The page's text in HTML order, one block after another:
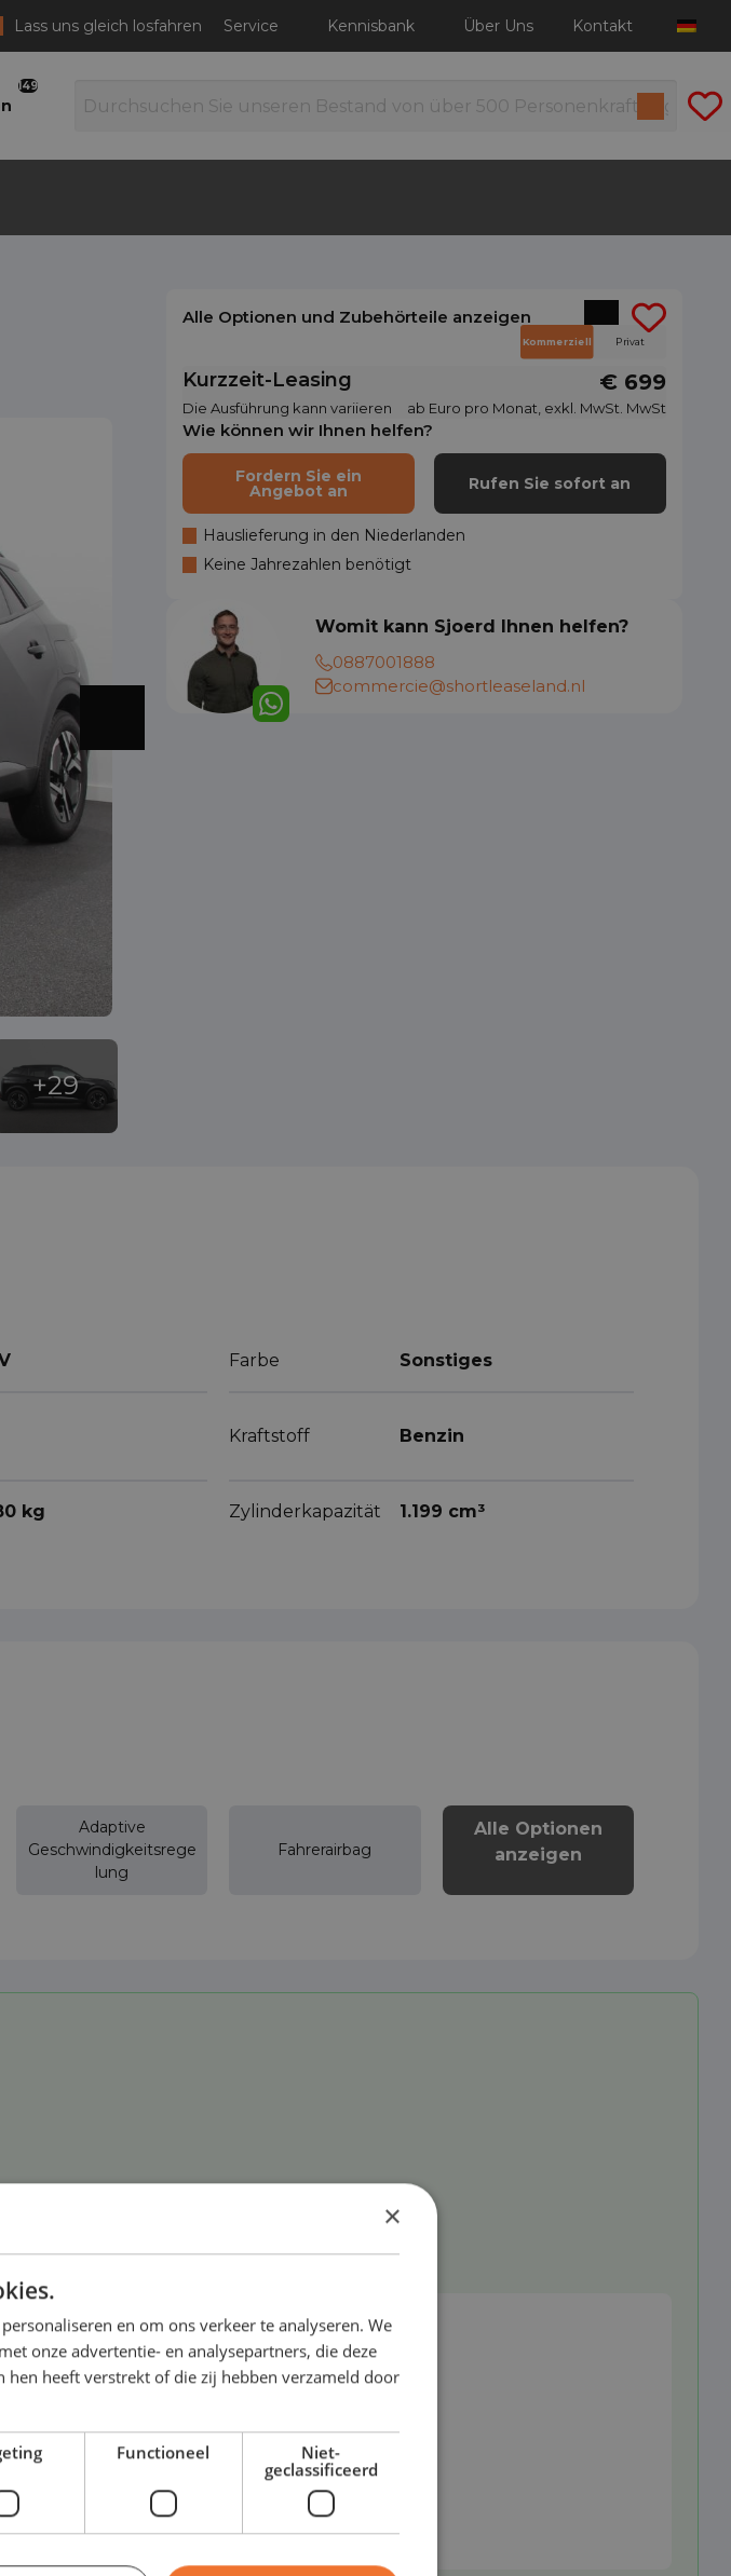
Lass uns gleich losfahren Service Kennisbank Über Uns Kontakt
149
Alle Optionen und Zubehörteile anzeigen
Kurzzeit-Leasing
Die Ausführung kann variieren
€ 699
ab Euro pro Monat, exkl. MwSt. MwSt
Kommerziell Privat
Wie können wir Ihnen helfen?
Fordern Sie ein
Angebot an Rufen Sie sofort an
Hauslieferung in den Niederlanden
Keine Jahrezahlen benötigt
Womit kann Sjoerd Ihnen helfen?
0887001888
commercie@shortleaseland.nl
Farbe Sonstiges
Kraftstoff Benzin
kg Zylinderkapazität 1.199 cm³
Adaptive
Geschwindigkeitsrege
lung
Fahrerairbag
Alle Optionen
anzeigen
hinzu:
×
en om ons verkeer te analyseren. We
onze advertentie- en analysepartners, die deze
heeft verstrekt of die zij hebben verzameld door
Functioneel
Niet-
geclassificeerd